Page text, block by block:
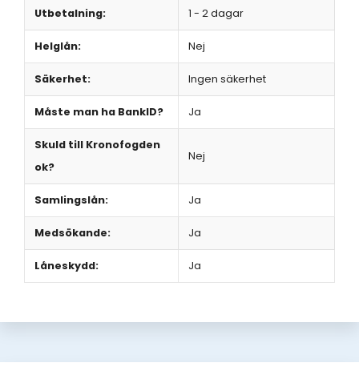
Utbetalning: 1 - 2 dagar
Helglån: Nej
Säkerhet: Ingen säkerhet
Måste man ha BankID? Ja
Skuld till Kronofogden
ok?
Nej
Samlingslån: Ja
Medsökande: Ja
Låneskydd: Ja